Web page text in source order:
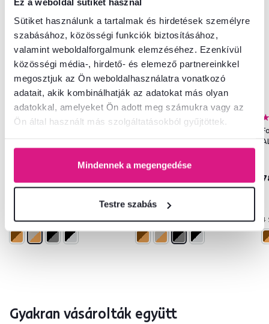
Sütiket használunk a tartalmak és hirdetések személyre
szabásához, közösségi funkciók biztosításához,
valamint weboldalforgalmunk elemzéséhez. Ezenkívül
közösségi média-, hirdető- és elemező partnereinkkel
megosztjuk az Ön weboldalhasználatra vonatkozó
adatait, akik kombinálhatják az adatokat más olyan
adatokkal, amelyeket Ön adott meg számukra vagy az
Ön által használt más szolgáltatásokból gyűjtöttek.
Mindennek a megengedése
Testre szabás
1
78 900 Ft
4 Szín - részletes
5,0
4 Szín - részletes
Gyakran vásárolták együtt